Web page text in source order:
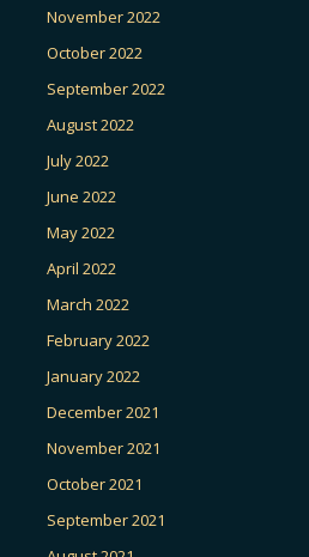
November 2022
October 2022
September 2022
August 2022
July 2022
June 2022
May 2022
April 2022
March 2022
February 2022
January 2022
December 2021
November 2021
October 2021
September 2021